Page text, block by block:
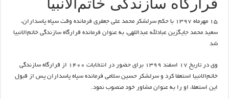
قرارگاه سازندگی خاتم‌الانبیا
۱۵ مهرماه ۱۳۹۷ با حکم سرلشکر محمد علی جعفری فرمانده وقت سپاه پاسداران،
سعید محمد جایگزین عبادلله عبداللهی، به عنوان فرمانده قرارگاه سازندگی خاتم‌الانبیا
شد
وی در تاریخ ۱۷ اسفند ۱۳۹۹ برای حضور در انتخابات ۱۴۰۰ از قرارگاه سازندگی
خاتم‌الانبیا استعفا کرد و سرلشکر حسین سلامی فرمانده سپاه پاسداران پس از قبول
این استعفا، او را به عنوان مشاور خود منصوب نمود.